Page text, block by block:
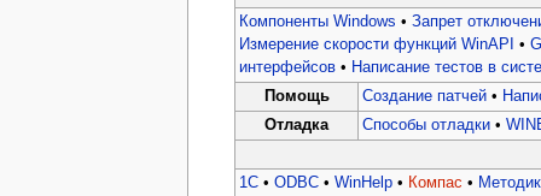
Компоненты Windows • Запрет
Измерение скорости функций WinAPI
•
интерфейсов• Написание тестов в
Помощь
Создание патчей•
Отладка
Способы отладки•
1C• ODBC• WinHelp• Компас •